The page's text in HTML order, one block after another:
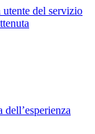
utente del servizio